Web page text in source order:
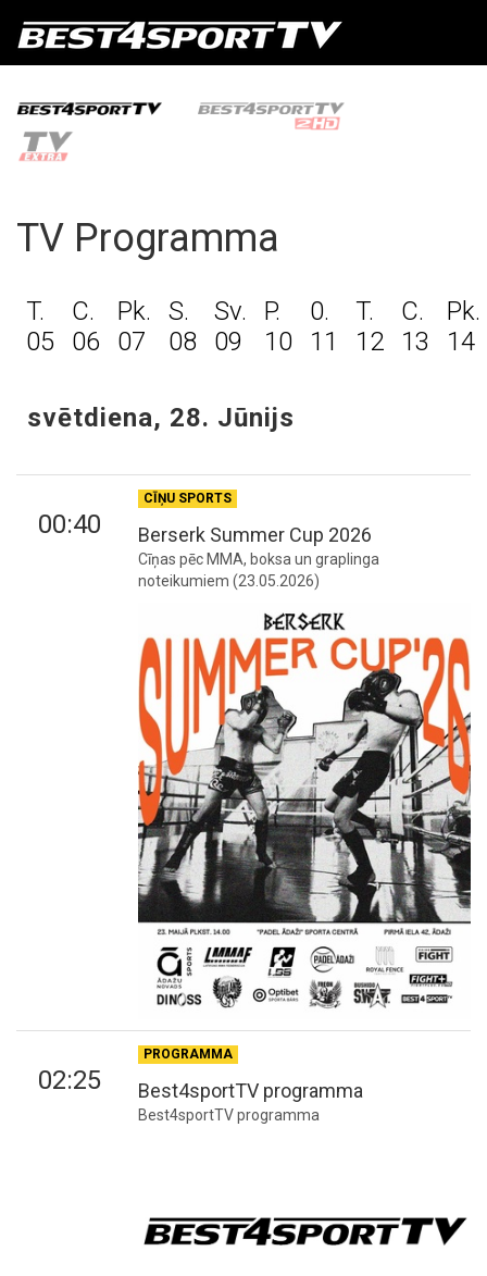
TV Programma
T.
05
C.
06
Pk.
07
S.
08
Sv.
09
P.
10
0.
11
T.
12
C.
13
Pk.
14
svētdiena, 28. Jūnijs
00:40
CĪŅU SPORTS
Berserk Summer Cup 2026
Cīņas pēc MMA, boksa un graplinga
noteikumiem (23.05.2026)
02:25
PROGRAMMA
Best4sportTV programma
Best4sportTV programma